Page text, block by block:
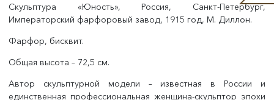
Скульптура «Юность», Россия, Санкт-Петербург,
Императорский фарфоровый завод, 1915 год, М. Диллон.
Фарфор, бисквит.
Общая высота – 72,5 см.
Автор скульптурной модели – известная в России и
единственная профессиональная женщина-скульптор эпохи